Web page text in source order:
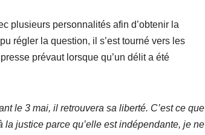
plusieurs personnalités afin d’obtenir la
régler la question, il s’est tourné vers les
prévaut lorsque qu’un délit a été
le 3 mai, il retrouvera sa liberté. C’est ce que
justice parce qu’elle est indépendante, je ne